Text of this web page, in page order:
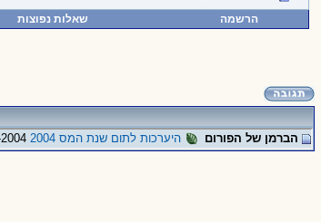
הרשמה שאלות נפוצות
הברמן של הפורום היערכות לתום שנת המס 2004 15-12-2004,